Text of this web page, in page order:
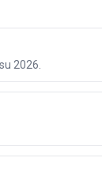
2026.